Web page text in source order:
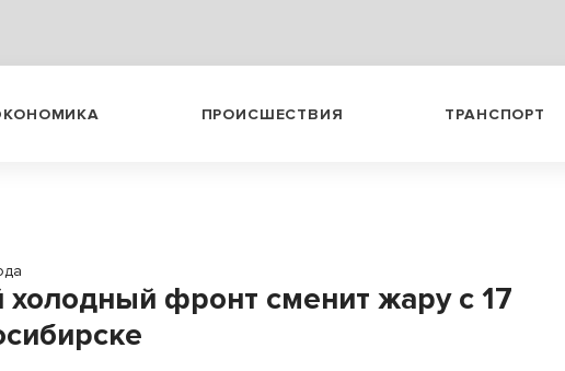
ПРОИСШЕСТВИЯ ТРАНСПОРТ
фронт сменит жару с 17